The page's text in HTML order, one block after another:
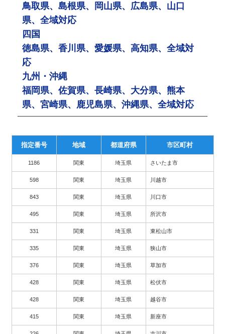
鳥取県、島根県、岡山県、広島県、山口
県、全域対応
四国
徳島県、香川県、愛媛県、高知県、全域対
応
九州・沖縄
福岡県、佐賀県、長崎県、大分県、熊本
県、宮崎県、鹿児島県、沖縄県、全域対応
指定番号 地域 都道府県 市区町村
1186 関東 埼玉県 さいたま市
598 関東 埼玉県 川越市
843 関東 埼玉県 川口市
495 関東 埼玉県 所沢市
331 関東 埼玉県 東松山市
335 関東 埼玉県 狭山市
376 関東 埼玉県 草加市
428 関東 埼玉県 松伏市
428 関東 埼玉県 越谷市
415 関東 埼玉県 新座市